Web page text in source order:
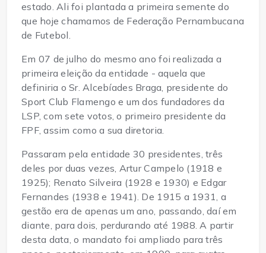
estado. Ali foi plantada a primeira semente do
que hoje chamamos de Federação Pernambucana
de Futebol.
Em 07 de julho do mesmo ano foi realizada a
primeira eleição da entidade - aquela que
definiria o Sr. Alcebíades Braga, presidente do
Sport Club Flamengo e um dos fundadores da
LSP, com sete votos, o primeiro presidente da
FPF, assim como a sua diretoria.
Passaram pela entidade 30 presidentes, três
deles por duas vezes, Artur Campelo (1918 e
1925); Renato Silveira (1928 e 1930) e Edgar
Fernandes (1938 e 1941). De 1915 a 1931, a
gestão era de apenas um ano, passando, daí em
diante, para dois, perdurando até 1988. A partir
desta data, o mandato foi ampliado para três